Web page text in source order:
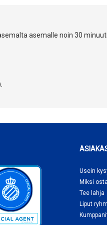
asemalle noin 30
Usein
Miksi
Tee lahja
Liput